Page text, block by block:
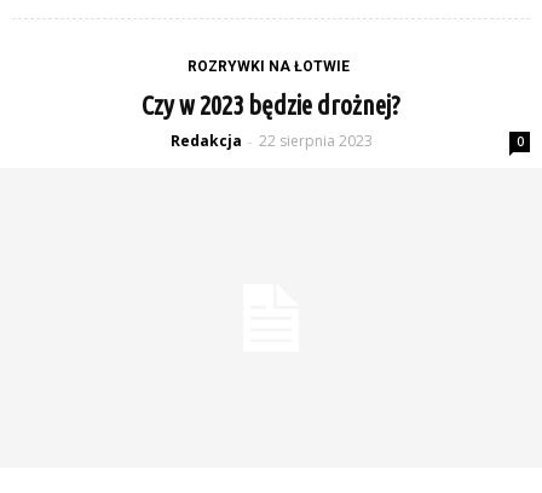
ROZRYWKI NA ŁOTWIE
Czy w 2023 będzie drożnej?
Redakcja - 22 sierpnia 2023 0